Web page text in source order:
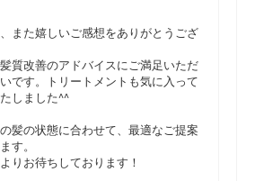
また嬉しいご感想をありがとうござ
質改善のアドバイスにご満足いただ
です。トリートメントも気に入って
しました^^
髪の状態に合わせて、最適なご提案
す。
りお待ちしております！